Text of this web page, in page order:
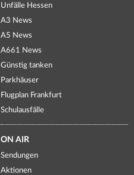
Unfälle Hessen
A3 News
A5 News
A661 News
Günstig tanken
Parkhäuser
Flugplan Frankfurt
Schulausfälle
ON AIR
Sendungen
Aktionen